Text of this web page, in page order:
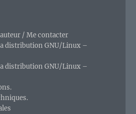
/ Me contacter
distribution GNU/Linux –
distribution GNU/Linux –